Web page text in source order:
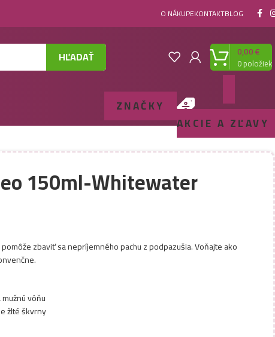
O NÁKUPEKONTAKTBLOG
HĽADAŤ 0položiek
0,00€
ZNAČKY
AKCIE A ZĽAVY
150ml-Whitewater
zbaviť sa nepríjemného pachu z podpazušia. Voňajte ako
vôňu
žlté škvrny